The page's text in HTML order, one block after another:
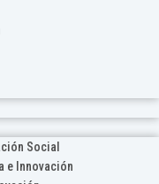
Social
e Innovación